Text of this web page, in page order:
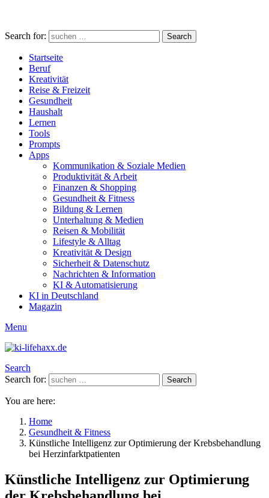
Search for: Search
Startseite
Beruf
Kreativität
Reise & Freizeit
Gesundheit
Haushalt
Lernen
Tools
Prompts
Apps
Kommunikation & Soziale Medien
Produktivität & Arbeit
Finanzen & Shopping
Gesundheit & Fitness
Bildung & Lernen
Unterhaltung & Medien
Reisen & Mobilität
Lifestyle & Alltag
Kreativität & Design
Sicherheit & Datenschutz
Nachrichten & Information
KI & Automatisierung
KI in Deutschland
Magazin
Menu
Search
Search for:
Search
You are here:
Home
Gesundheit & Fitness
Künstliche Intelligenz zur Optimierung der Krebsbehandlung
bei Herzinfarktpatienten
Künstliche Intelligenz zur Optimierung